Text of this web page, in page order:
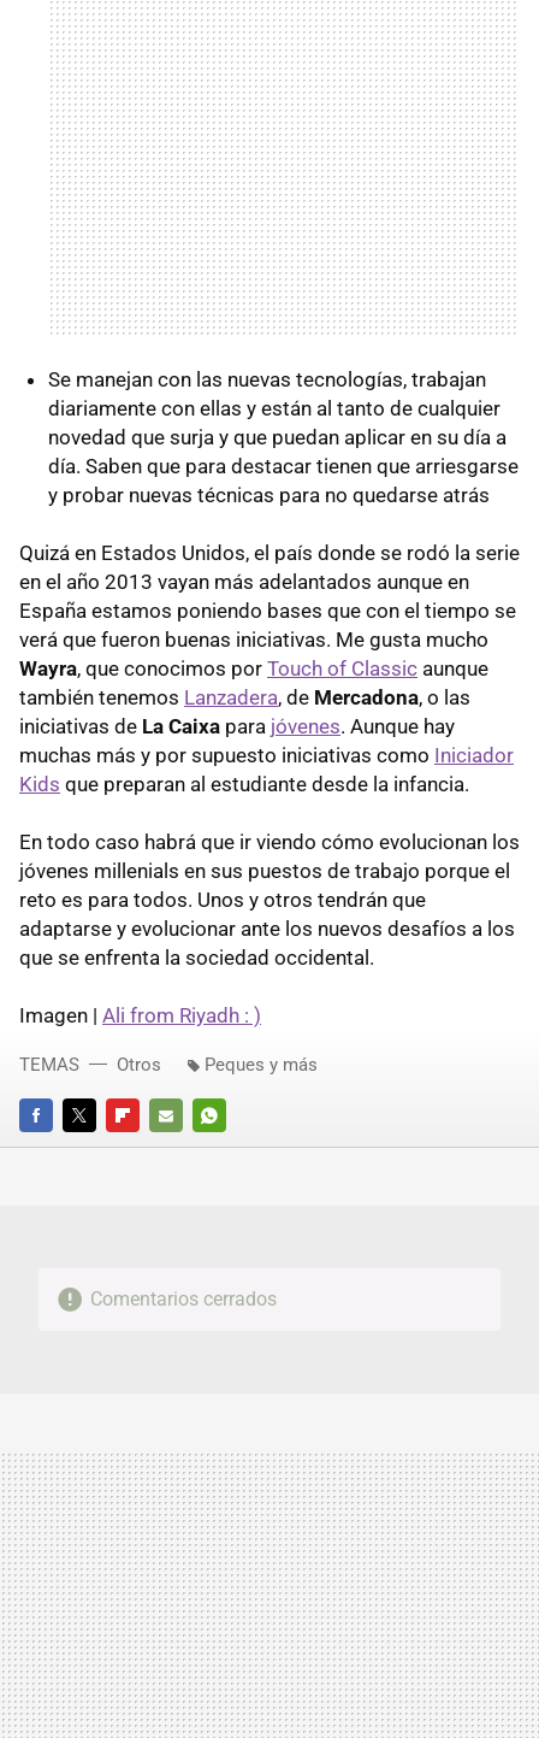
Se manejan con las nuevas tecnologías, trabajan
diariamente con ellas y están al tanto de cualquier
novedad que surja y que puedan aplicar en su día a
día. Saben que para destacar tienen que arriesgarse
y probar nuevas técnicas para no quedarse atrás
Quizá en Estados Unidos, el país donde se rodó la serie
en el año 2013 vayan más adelantados aunque en
España estamos poniendo bases que con el tiempo se
verá que fueron buenas iniciativas. Me gusta mucho
Wayra, que conocimos por Touch of Classic aunque
también tenemos Lanzadera, de Mercadona, o las
iniciativas de La Caixa para jóvenes. Aunque hay
muchas más y por supuesto iniciativas como Iniciador
Kids que preparan al estudiante desde la infancia.
En todo caso habrá que ir viendo cómo evolucionan los
jóvenes millenials en sus puestos de trabajo porque el
reto es para todos. Unos y otros tendrán que
adaptarse y evolucionar ante los nuevos desafíos a los
que se enfrenta la sociedad occidental.
Imagen | Ali from Riyadh : )
FACEBOOKTWITTERFLIPBOARD
E-
WHATSAPP
TEMAS Otros Peques y más
Comentarios cerrados